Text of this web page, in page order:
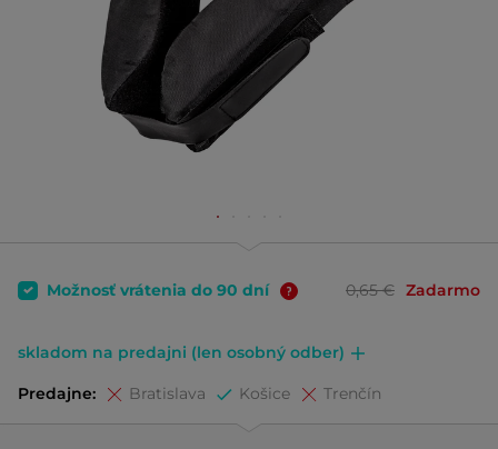
Možnosť vrátenia do 90 dní 0,65 € Zadarmo
skladom na predajni (len osobný odber)
Predajne: Bratislava Košice Trenčín